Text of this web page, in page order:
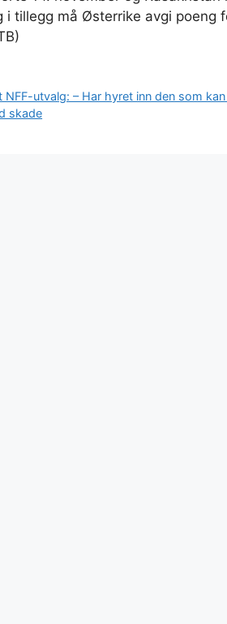
i tillegg må Østerrike avgi poeng
utvalg: – Har hyret inn den som
skade